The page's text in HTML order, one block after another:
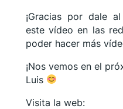
¡Gracias por dale
este vídeo en las
poder hacer más
¡Nos vemos en el
Luis
Visita la web: